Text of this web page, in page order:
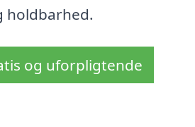
holdbarhed.
og uforpligtende